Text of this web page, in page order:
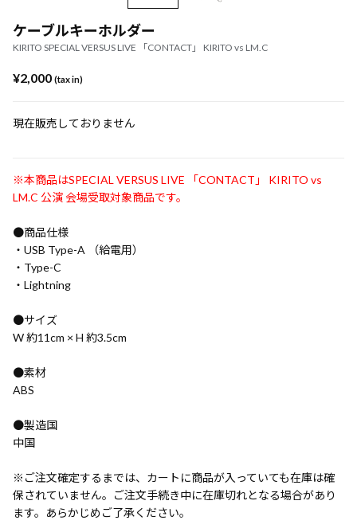
ケーブルキーホルダー
KIRITO SPECIAL VERSUS LIVE 「CONTACT」 KIRITO vs LM.C
¥2,000 (tax in)
現在販売しておりません
※本商品はSPECIAL VERSUS LIVE 「CONTACT」 KIRITO vs
LM.C 公演 会場受取対象商品です。
●商品仕様
・USB Type-A （給電用）
・Type-C
・Lightning
●サイズ
W 約11cm × H 約3.5cm
●素材
ABS
●製造国
中国
※ご注文確定するまでは、カートに商品が入っていても在庫は確
保されていません。ご注文手続き中に在庫切れとなる場合があり
ます。あらかじめご了承ください。